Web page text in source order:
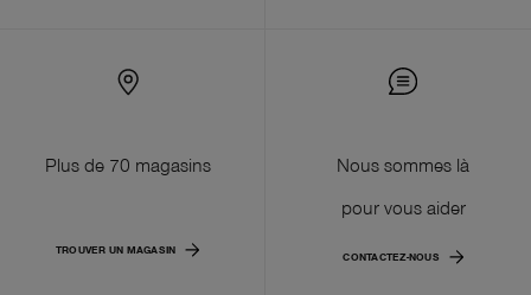
Plus de 70 magasins
TROUVER UN MAGASIN
Nous sommes là
pour vous aider
CONTACTEZ-NOUS